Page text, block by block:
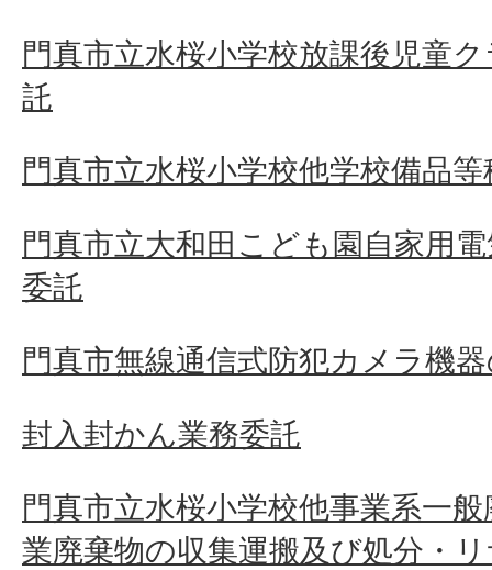
門真市立水桜小学校放課後児童
託
門真市立水桜小学校他学校備品
門真市立大和田こども園自家用
委託
門真市無線通信式防犯カメラ機
封入封かん業務委託
門真市立水桜小学校他事業系一
業廃棄物の収集運搬及び処分・